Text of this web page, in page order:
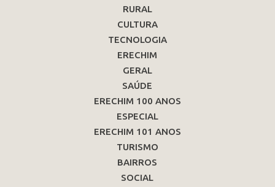
RURAL
CULTURA
TECNOLOGIA
ERECHIM
GERAL
SAÚDE
ERECHIM 100 ANOS
ESPECIAL
ERECHIM 101 ANOS
TURISMO
BAIRROS
SOCIAL